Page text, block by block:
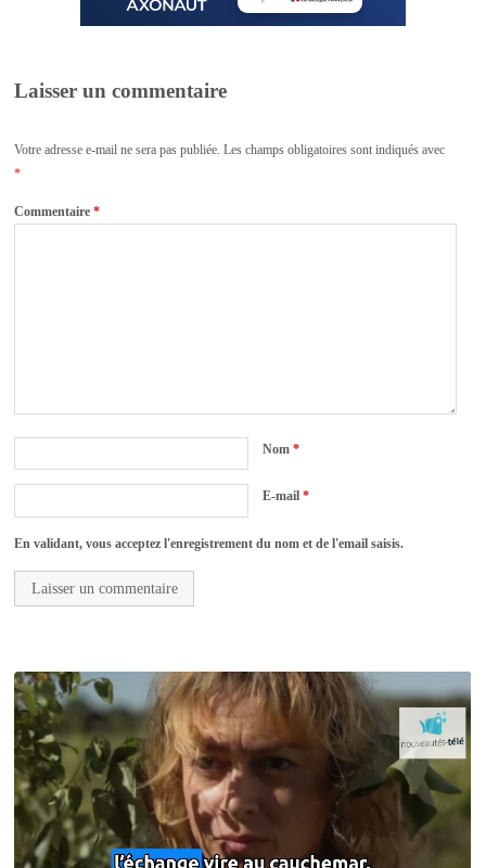
Laisser un commentaire
Votre adresse e-mail ne sera pas publiée. Les champs obligatoires sont indiqués avec
*
Commentaire*
Nom*
E-mail*
En validant, vous acceptez l'enregistrement du nom et de l'email saisis.